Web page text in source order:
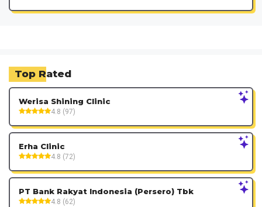
Top Rated
Werisa Shining Clinic
4.8 (97)
Erha Clinic
4.8 (72)
PT Bank Rakyat Indonesia (Persero) Tbk
4.8 (62)